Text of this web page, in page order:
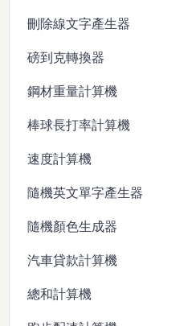
刪除線文字產生器
磅到克轉換器
鋼材重量計算機
棒球長打率計算機
速度計算機
隨機英文單字產生器
隨機顏色生成器
汽車貸款計算機
總和計算機